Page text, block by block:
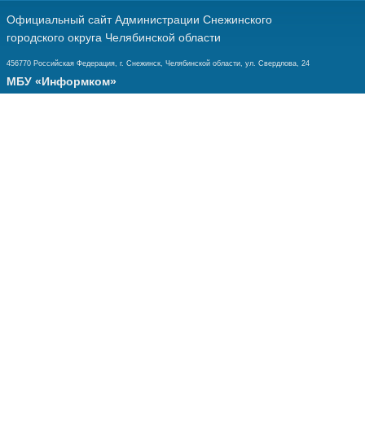
Официальный сайт Администрации Снежинского
городского округа Челябинской области
456770 Российская Федерация, г. Снежинск, Челябинской области, ул. Свердлова, 24
МБУ «Информком»